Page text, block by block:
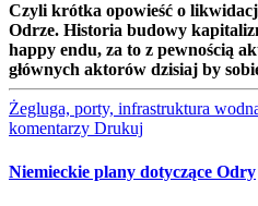
Czyli krótka opowieść o
Odrze. Historia budowy
happy endu, za to z pewnością
głównych aktorów dzisiaj by
Żegluga, porty, infrastruktura
komentarzy Drukuj
Niemieckie plany dotyczące Odry